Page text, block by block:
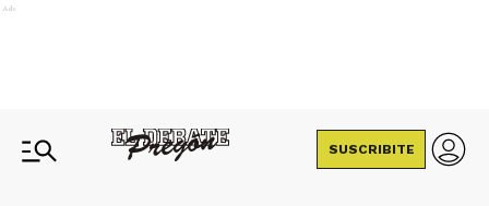
Ads
SUSCRIBITE